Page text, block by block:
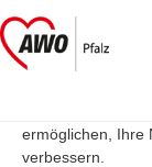
Auf unserer
ermöglichen, Ihre
verbessern.